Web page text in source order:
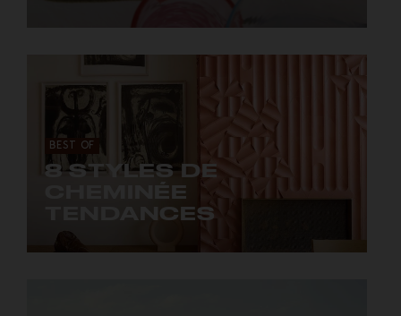
elle adore être bien dressée, qui est-elle ?
BEST OF
8 STYLES DE
CHEMINÉE
TENDANCES